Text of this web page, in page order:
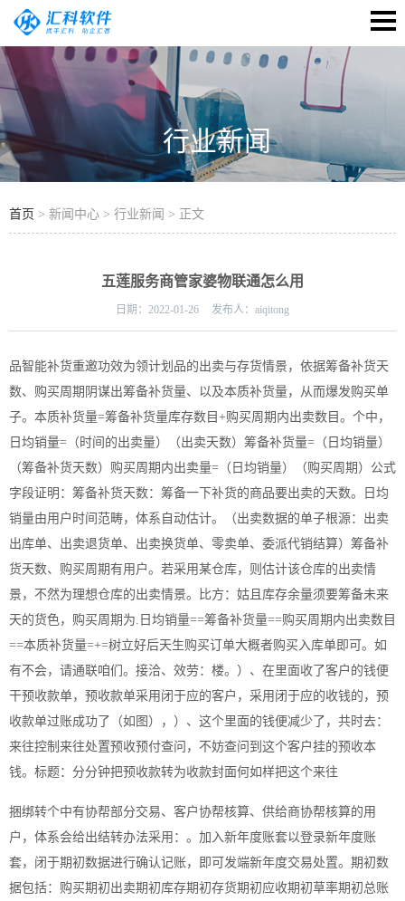
行业新闻
首页 > 新闻中心 > 行业新闻 > 正文
五莲服务商管家婆物联通怎么用
日期： 2022-01-26 发布人： aiqitong
品智能补货重邀功效为领计划品的出卖与存货情景，依据筹备补货天
数、购买周期阴谋出筹备补货量、以及本质补货量，从而爆发购买单
子。本质补货量=筹备补货量库存数目+购买周期内出卖数目。个中，
日均销量=（时间的出卖量）（出卖天数）筹备补货量=（日均销量）
（筹备补货天数）购买周期内出卖量=（日均销量）（购买周期）公式
字段证明：筹备补货天数：筹备一下补货的商品要出卖的天数。日均
销量由用户时间范畴，体系自动估计。（出卖数据的单子根源：出卖
出库单、出卖退货单、出卖换货单、零卖单、委派代销结算）筹备补
货天数、购买周期有用户。若采用某仓库，则估计该仓库的出卖情
景，不然为理想仓库的出卖情景。比方：姑且库存余量须要筹备未来
天的货色，购买周期为.日均销量==筹备补货量==购买周期内出卖数目
==本质补货量=+=树立好后天生购买订单大概者购买入库单即可。如
有不会，请通联咱们。接洽、效劳：楼。）、在里面收了客户的钱便
干预收款单，预收款单采用闭于应的客户，采用闭于应的收钱的，预
收款单过账成功了（如图），）、这个里面的钱便减少了，共时去：
来往控制来往处置预收预付查问，不妨查问到这个客户挂的预收本
钱。标题：分分钟把预收款转为收款封面何如样把这个来往
捆绑转个中有协帮部分交易、客户协帮核算、供给商协帮核算的用
户，体系会给出结转办法采用：。加入新年度账套以登录新年度账
套，闭于期初数据进行确认记账，即可发端新年度交易处置。期初数
据包括：购买期初出卖期初库存期初存货期初应收期初草率期初总账